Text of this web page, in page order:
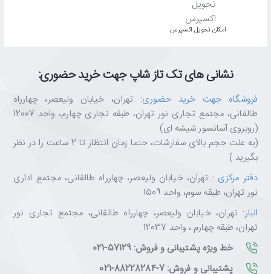
اﻣﮑﺎن ﺗﺤﻮﯾﻞ اﮐﺴﭙﺮس
نشانی های تک تاز شاپ جهت خرید حضوری:
فروشگاه جهت خرید حضوری: تهران، خیابان ولیعصر، چهارراه
طالقانی، مجتمع تجاری نور تهران، طبقه تجاری چهارم، واحد 12007
(روبروی آسانسور شیشه ای)
(به علت حجم بالای سفارشات، حتما زمان انتظار تا 2 ساعت را در نظر
بگیرید.)
دفتر مرکزی : تهران، خیابان ولیعصر، چهارراه طالقانی، مجتمع اداری
نور تهران، طبقه سوم، واحد 1509
انبار: تهران، خیابان ولیعصر، چهارراه طالقانی، مجتمع تجاری نور
تهران، طبقه چهارم ، واحد 12037
خط ویژه پشتیبانی و فروش: 57129-021
پشتیبانی و فروش: 7-88228284-021